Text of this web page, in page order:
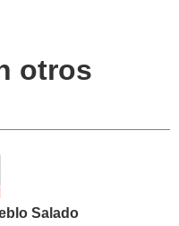
otros
Salado